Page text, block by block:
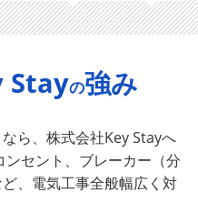
Stayの強み
ら、株式会社Key Stayへ
セント、ブレーカー（分
、電気工事全般幅広く対